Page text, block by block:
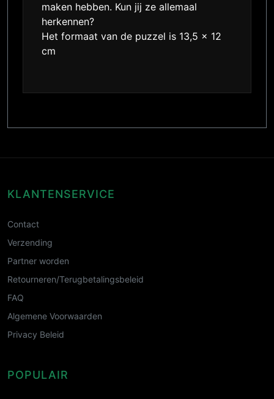
maken hebben. Kun jij ze allemaal
herkennen?
Het formaat van de puzzel is 13,5 x 12
cm
KLANTENSERVICE
Contact
Verzending
Partner worden
Retourneren/Terugbetalingsbeleid
FAQ
Algemene Voorwaarden
Privacy Beleid
POPULAIR